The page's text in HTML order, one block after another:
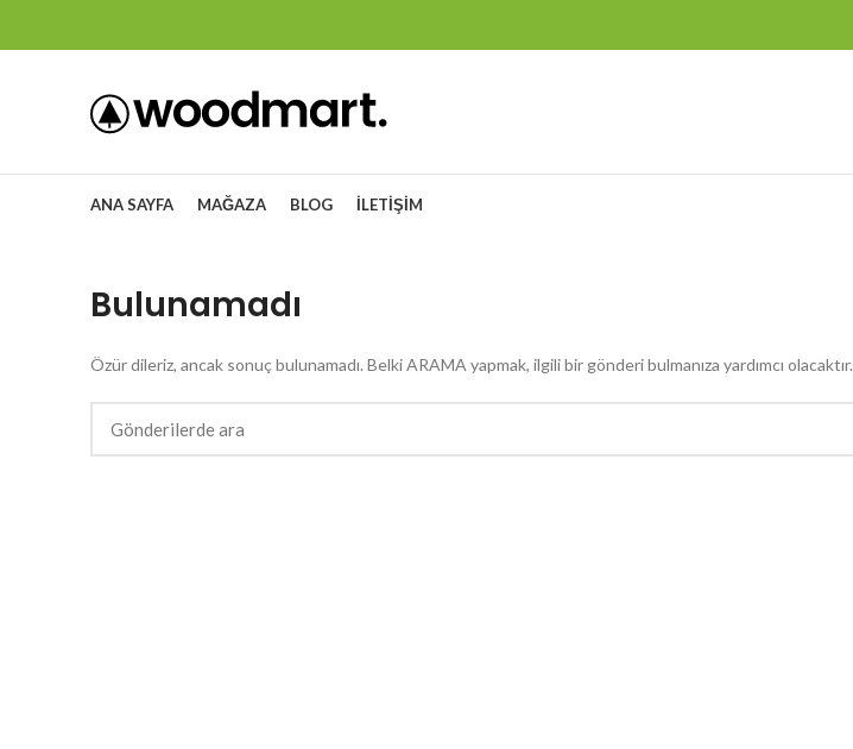
ANA SAYFA MAĞAZA BLOG İLETIŞIM
Bulunamadı
Özür dileriz, ancak sonuç bulunamadı. Belki ARAMA yapmak, ilgili bir gönderi bulmanıza yardımcı olacaktır.